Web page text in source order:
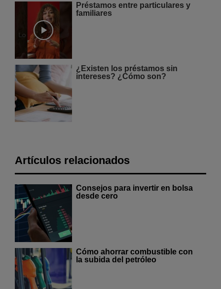
Préstamos entre particulares y
familiares
¿Existen los préstamos sin
intereses? ¿Cómo son?
Artículos relacionados
Consejos para invertir en bolsa
desde cero
Cómo ahorrar combustible con
la subida del petróleo